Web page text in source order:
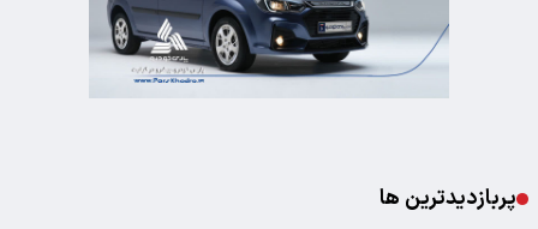
پربازدیدترین ها